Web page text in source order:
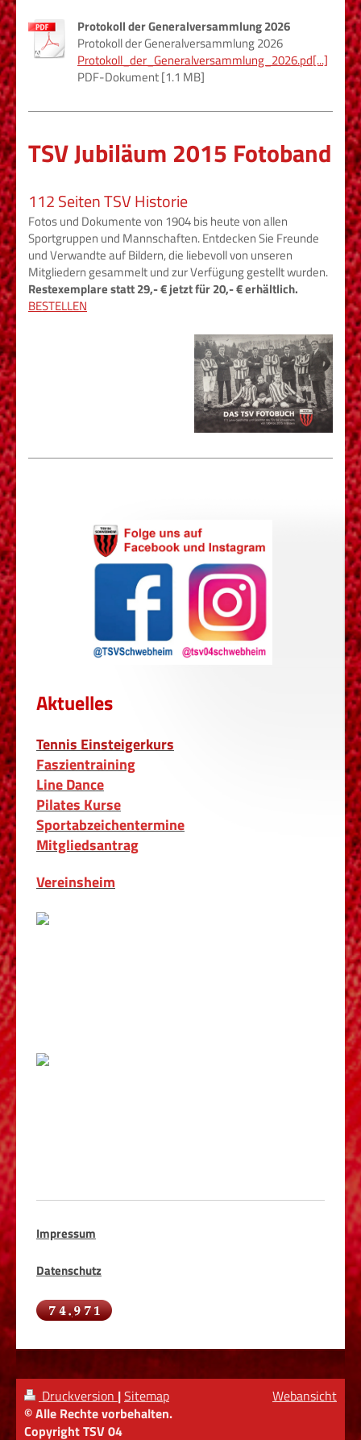
Protokoll der Generalversammlung 2026
Protokoll der Generalversammlung 2026
Protokoll_der_Generalversammlung_2026.pd[...]
PDF-Dokument [1.1 MB]
TSV Jubiläum 2015 Fotoband
112 Seiten TSV Historie
Fotos und Dokumente von 1904 bis heute von allen
Sportgruppen und Mannschaften. Entdecken Sie Freunde
und Verwandte auf Bildern, die liebevoll von unseren
Mitgliedern gesammelt und zur Verfügung gestellt wurden.
Restexemplare statt 29,- € jetzt für 20,- € erhältlich.
BESTELLEN
Aktuelles
Tennis Einsteigerkurs
Faszientraining
Line Dance
Pilates Kurse
Sportabzeichentermine
Mitgliedsantrag
Vereinsheim
Impressum
Datenschutz
Druckversion |Sitemap
© Alle Rechte vorbehalten.
Copyright TSV 04
Webansicht